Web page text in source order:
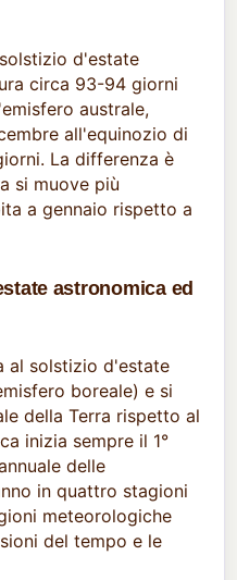
d'estate
circa 93-94 giorni
australe,
all'equinozio di
La differenza è
si muove più
a gennaio rispetto a
astronomica ed
al solstizio d'estate
boreale) e si
della Terra rispetto al
inizia sempre il 1°
delle
in quattro stagioni
meteorologiche
del tempo e le